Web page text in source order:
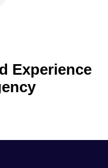
Experience